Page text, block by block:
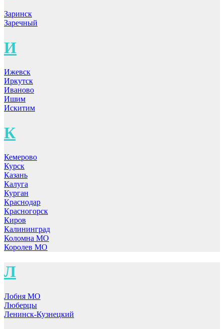
Заринск
Заречный
И
Ижевск
Иркутск
Иваново
Ишим
Искитим
К
Кемерово
Курск
Казань
Калуга
Курган
Краснодар
Красногорск
Киров
Калининград
Коломна МО
Королев МО
Л
Лобня МО
Люберцы
Ленинск-Кузнецкий